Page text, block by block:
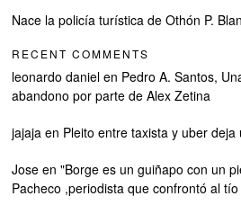
Nace la policía turística de Othón P.
RECENT COMMENTS
leonardo daniel en Pedro A. Santos,
abandono por parte de Alex Zetina
jajaja en Pleito entre taxista y uber
Jose en"Borge es un guiñapo con un
Pacheco ,periodista que confrontó al